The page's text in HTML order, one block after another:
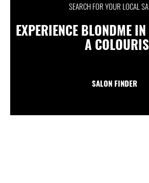
SEARCH FOR YOUR LOCAL
EXPERIENCE BLONDME IN
A
SALON FINDER